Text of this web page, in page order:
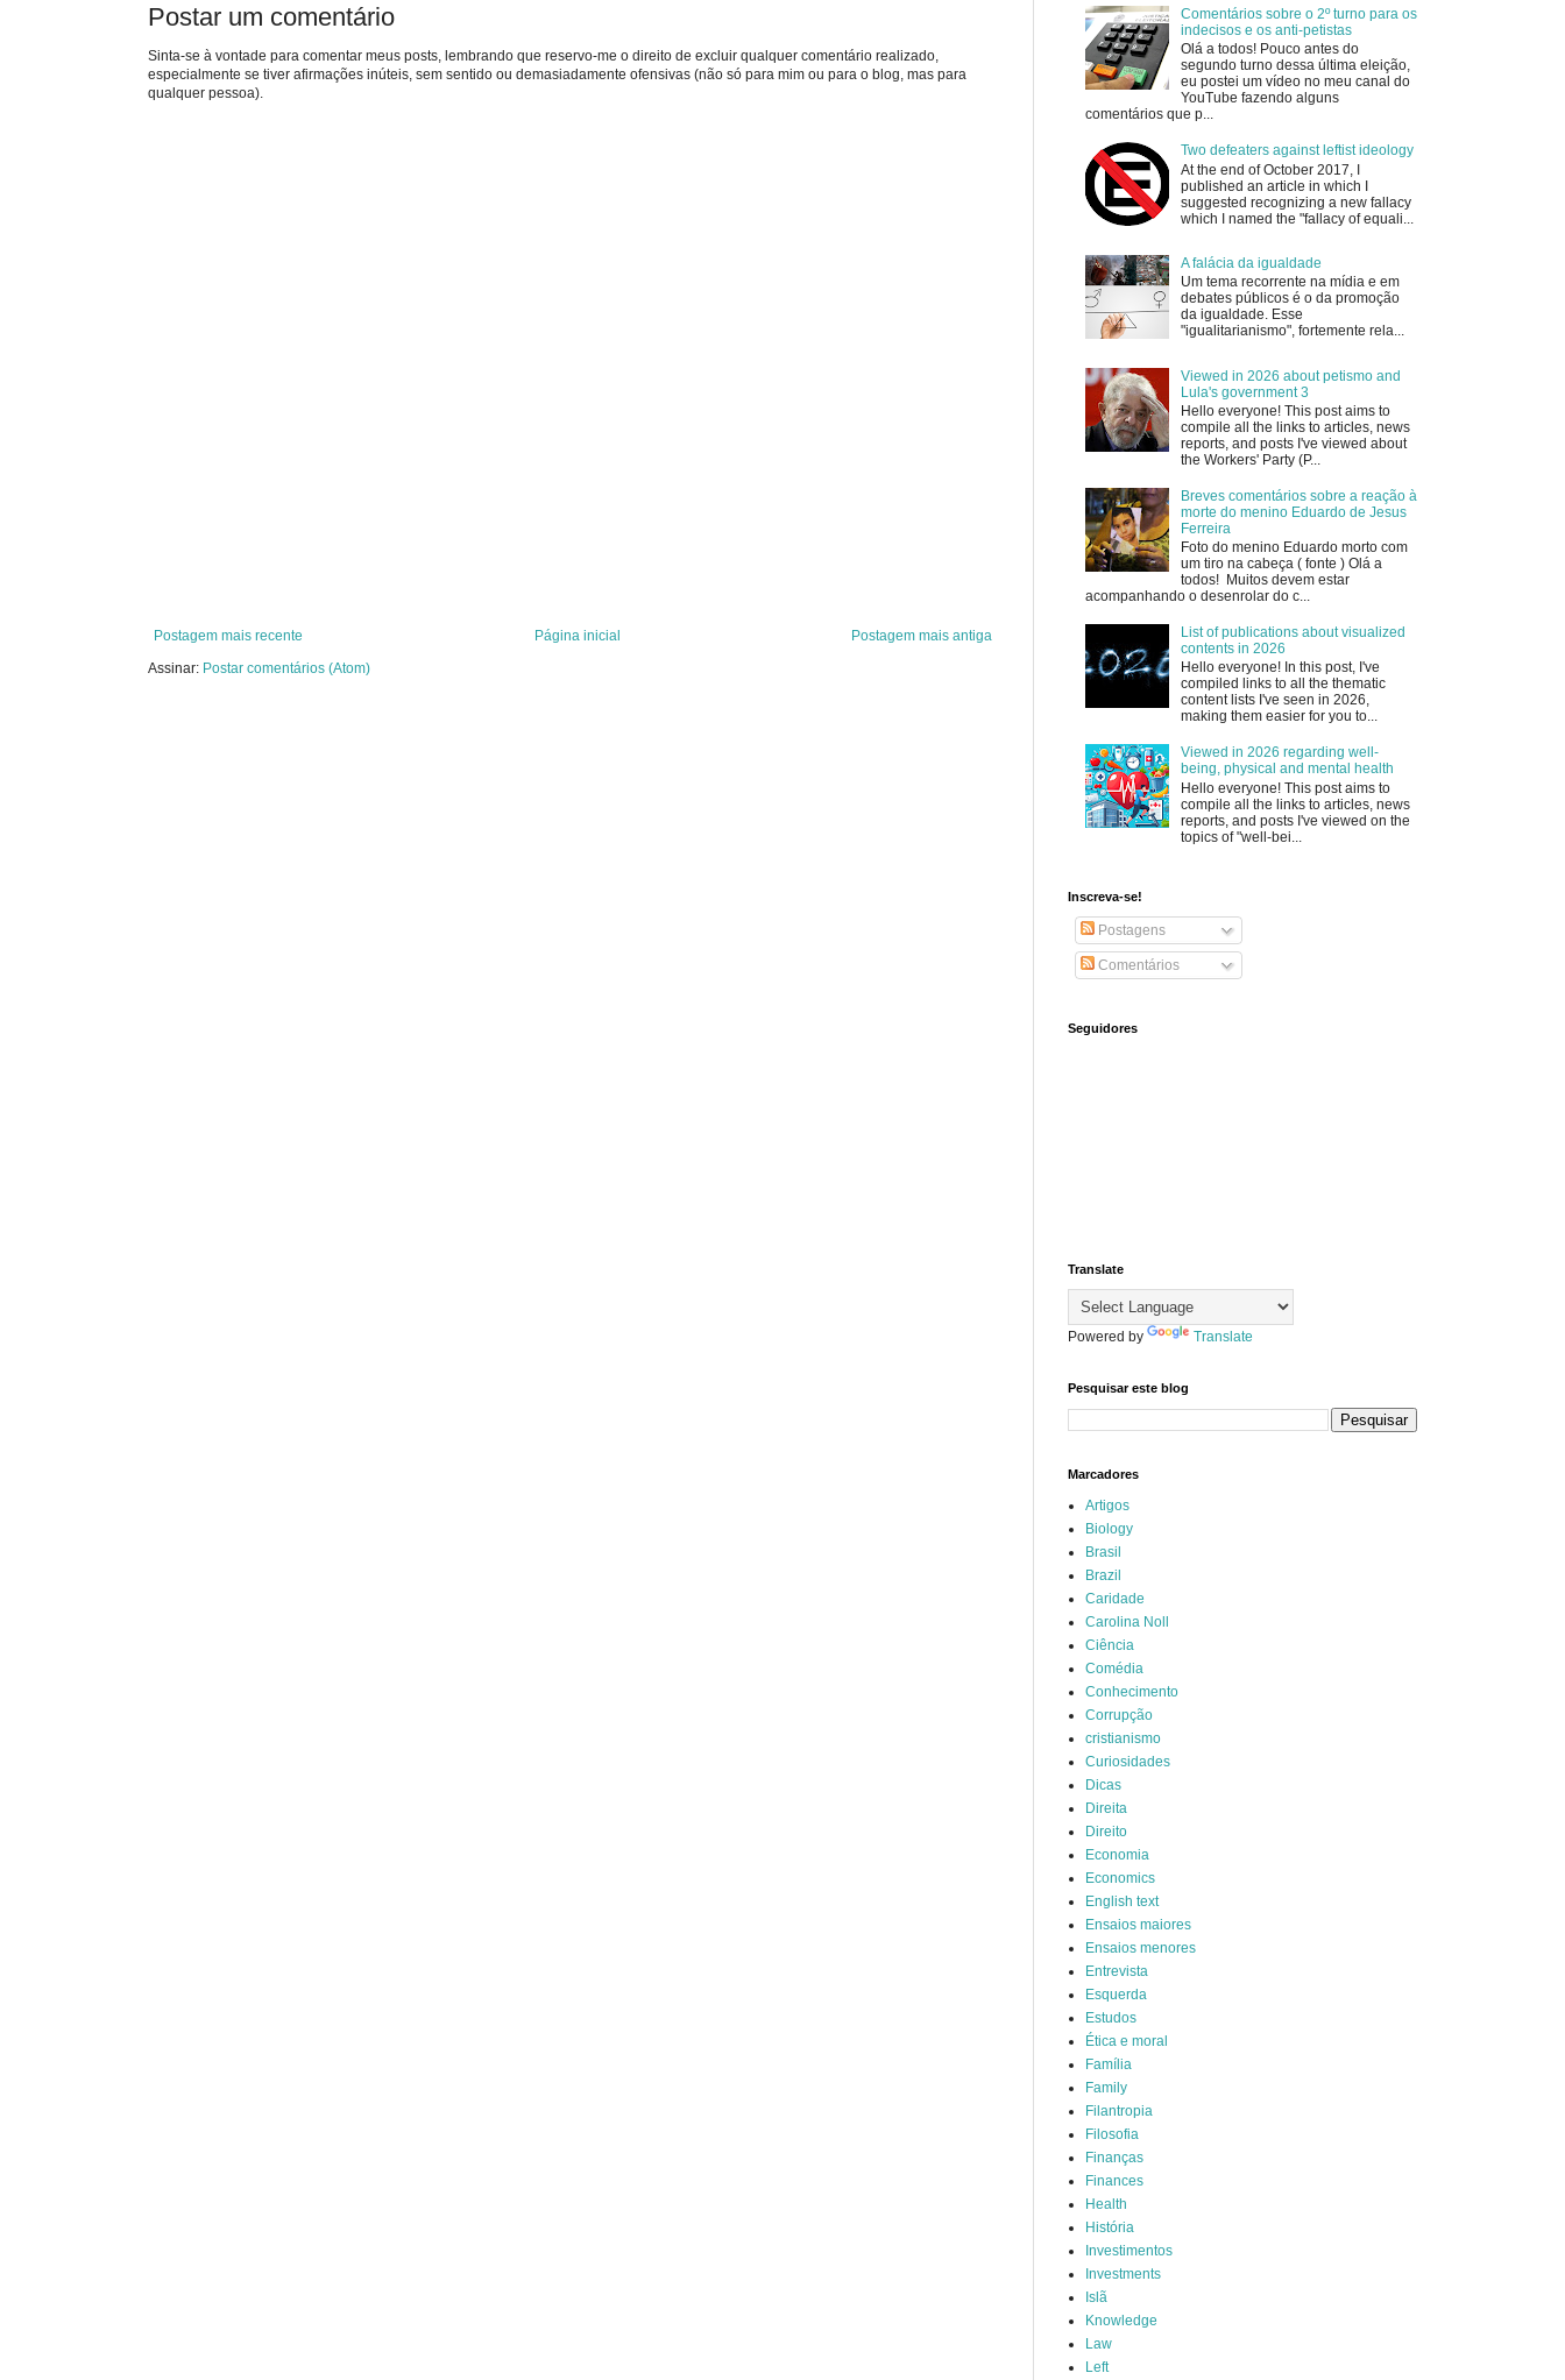
Postar um comentário
Sinta-se à vontade para comentar meus posts, lembrando que reservo-me o direito de excluir qualquer comentário realizado,
especialmente se tiver afirmações inúteis, sem sentido ou demasiadamente ofensivas (não só para mim ou para o blog, mas para
qualquer pessoa).
Postagem mais recente Postagem mais antiga
Página inicial
Assinar: Postar comentários (Atom)
Comentários sobre o 2º turno para os
indecisos e os anti-petistas
Olá a todos! Pouco antes do
segundo turno dessa última eleição,
eu postei um vídeo no meu canal do
YouTube fazendo alguns
comentários que p...
Two defeaters against leftist ideology
At the end of October 2017, I
published an article in which I
suggested recognizing a new fallacy
which I named the "fallacy of equali...
A falácia da igualdade
Um tema recorrente na mídia e em
debates públicos é o da promoção
da igualdade. Esse
"igualitarianismo", fortemente rela...
Viewed in 2026 about petismo and
Lula's government 3
Hello everyone! This post aims to
compile all the links to articles, news
reports, and posts I've viewed about
the Workers' Party (P...
Breves comentários sobre a reação à
morte do menino Eduardo de Jesus
Ferreira
Foto do menino Eduardo morto com
um tiro na cabeça ( fonte ) Olá a
todos! Muitos devem estar
acompanhando o desenrolar do c...
List of publications about visualized
contents in 2026
Hello everyone! In this post, I've
compiled links to all the thematic
content lists I've seen in 2026,
making them easier for you to...
Viewed in 2026 regarding well-
being, physical and mental health
Hello everyone! This post aims to
compile all the links to articles, news
reports, and posts I've viewed on the
topics of "well-bei...
Inscreva-se!
Postagens
Comentários
Seguidores
Translate
Powered by Translate
Pesquisar este blog
Marcadores
Artigos
Biology
Brasil
Brazil
Caridade
Carolina Noll
Ciência
Comédia
Conhecimento
Corrupção
cristianismo
Curiosidades
Dicas
Direita
Direito
Economia
Economics
English text
Ensaios maiores
Ensaios menores
Entrevista
Esquerda
Estudos
Ética e moral
Família
Family
Filantropia
Filosofia
Finanças
Finances
Health
História
Investimentos
Investments
Islã
Knowledge
Law
Left